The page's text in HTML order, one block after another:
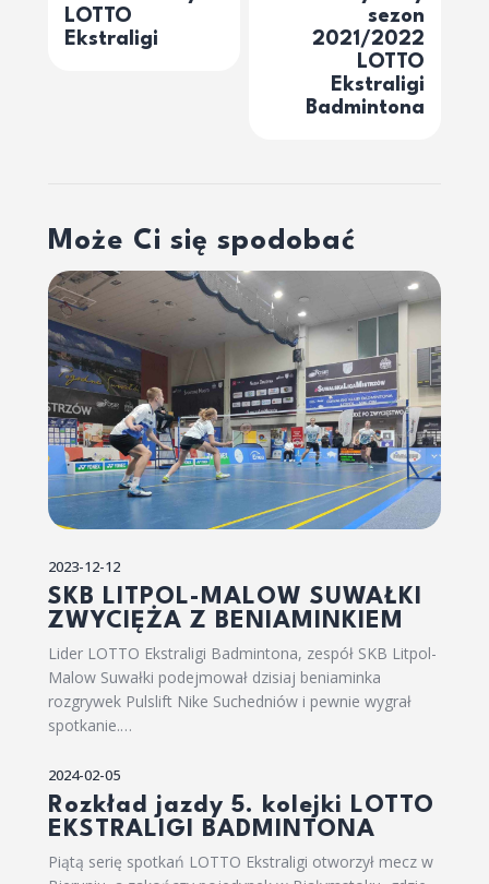
LOTTO
Ekstraligi
sezon
2021/2022
LOTTO
Ekstraligi
Badmintona
Może Ci się spodobać
2023-12-12
SKB LITPOL-MALOW SUWAŁKI
ZWYCIĘŻA Z BENIAMINKIEM
Lider LOTTO Ekstraligi Badmintona, zespół SKB Litpol-
Malow Suwałki podejmował dzisiaj beniaminka
rozgrywek Pulslift Nike Suchedniów i pewnie wygrał
spotkanie.…
2024-02-05
Rozkład jazdy 5. kolejki LOTTO
EKSTRALIGI BADMINTONA
Piątą serię spotkań LOTTO Ekstraligi otworzył mecz w